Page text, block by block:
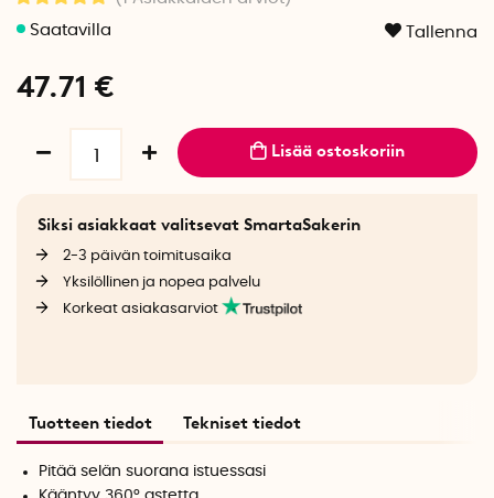
Tallenna
47.71 €
Lisää ostoskoriin
Siksi asiakkaat valitsevat SmartaSakerin
2-3 päivän toimitusaika
Yksilöllinen ja nopea palvelu
Korkeat asiakasarviot
Tuotteen tiedot Tekniset tiedot
Pitää selän suorana istuessasi